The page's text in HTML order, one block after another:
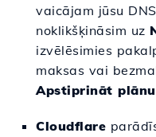
vaicājam jūsu
noklikšķināsim uz
izvēlēsimies
maksas vai
Apstiprināt plānu
Cloudflare